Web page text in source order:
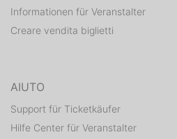
Informationen für Veranstalter
Creare vendita biglietti
AIUTO
Support für Ticketkäufer
Hilfe Center für Veranstalter